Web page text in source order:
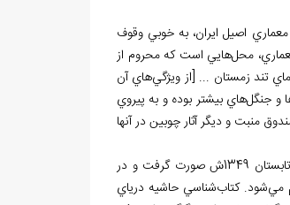
اصيل ايران، به خوبي وقوف
محلهايي است كه محروم از
تند زمستان ... [از ويژگيهاي آن
و جنگلهاي بيشتر بوده و به پيروي
منبت و ديگر آثار چوبين در آن‏ها
اولين جلد مجموعه از آستارا تا استارباد، آثار و بناهاي تاريخي گيلان بيه پس است كه نخستين چاپ آن در تابستان 1349ش صورت گرفت و در
ميشود. كتابشناسي حاشيه درياي